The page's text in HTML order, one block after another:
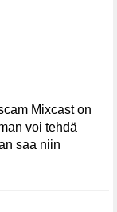
Mixcast on
voi tehdä
saa niin